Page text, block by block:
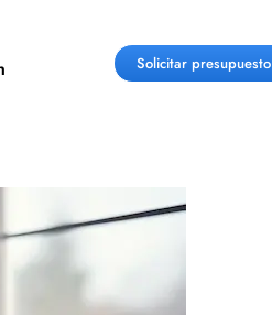
Solicitar presupuesto